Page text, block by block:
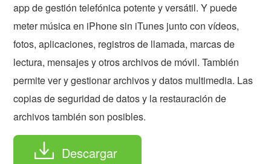
app de gestión telefónica potente y versátil. Y puede
meter música en iPhone sin iTunes junto con vídeos,
fotos, aplicaciones, registros de llamada, marcas de
lectura, mensajes y otros archivos de móvil. También
permite ver y gestionar archivos y datos multimedia. Las
copias de seguridad de datos y la restauración de
archivos también son posibles.
Descargar